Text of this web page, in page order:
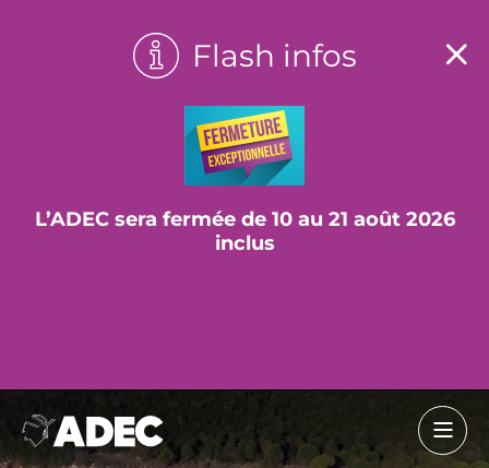
Flash infos
L’ADEC sera fermée de 10 au 21 août 2026
inclus